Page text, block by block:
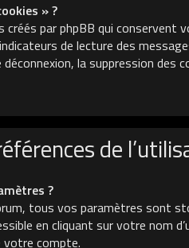
» ?
créés par phpBB qui
de lecture des
la suppression des
de
?
tous vos paramètres sont
en cliquant sur votre nom
votre compte.